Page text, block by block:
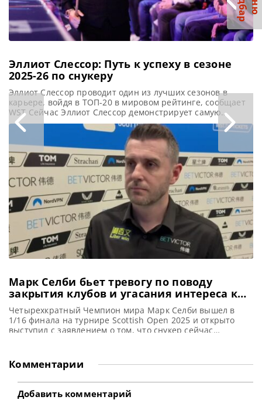
продемонстрировал
многообещающие
Эллиот Слессор: Путь к успеху в сезоне
2025-26 по снукеру
Эллиот Слессор проводит один из лучших сезонов в
карьере, войдя в ТОП-20 в мировом рейтинге, сообщает
WST Сейчас Эллиот Слессор демонстрирует самую
впечатляющую игру за всю свою карьеру, удерживая
десятую строчку в годовом рейтинге. Он анализирует
прошедшие месяцы и строит планы на предстоящий
год… Эллиот, как бы вы оценили этот сезон на данный
момент? Я
Марк Селби бьет тревогу по поводу
закрытия клубов и угасания интереса к
снукеру среди широких масс
Четырехкратный Чемпион мира Марк Селби вышел в
1/16 финала на турнире Scottish Open 2025 и открыто
выступил с заявлением о том, что снукер сейчас
профессиональным игрокам активно поддерживать
развитие снукера на начальном уровне. И подчеркнул,
что продолжающееся закрытие снукерных клубов в
Великобритании может негативно сказаться
Комментарии
Добавить комментарий